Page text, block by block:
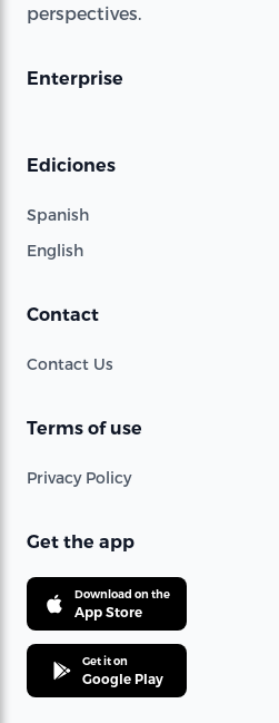
perspectives.
Enterprise
Ediciones
Spanish
English
Contact
Contact Us
Terms of use
Privacy Policy
Get the app
Download on the
App Store
Get it on
Google Play